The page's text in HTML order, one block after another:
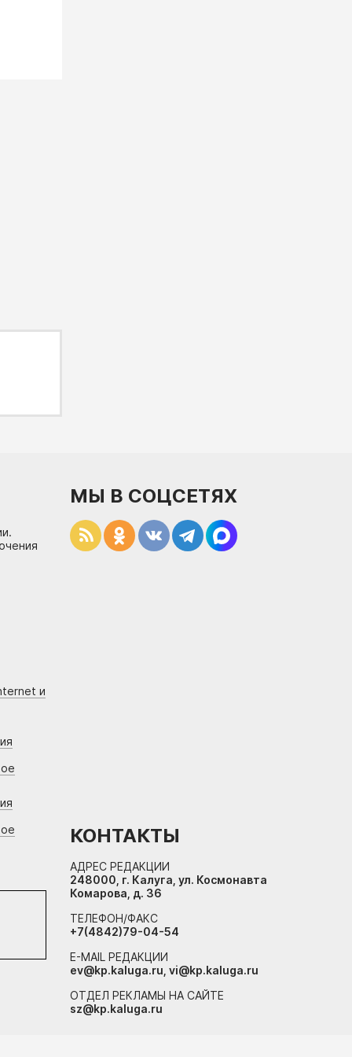
и
МЫ В СОЦСЕТЯХ
КОНТАКТЫ
АДРЕС РЕДАКЦИИ
248000, г. Калуга, ул. Космонавта
Комарова, д. 36
ТЕЛЕФОН/ФАКС
+7(4842)79-04-54
E-MAIL РЕДАКЦИИ
ev@kp.kaluga.ru, vi@kp.kaluga.ru
ОТДЕЛ РЕКЛАМЫ НА САЙТЕ
sz@kp.kaluga.ru